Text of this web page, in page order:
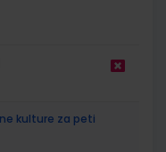
kulture za peti